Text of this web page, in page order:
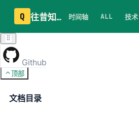
Q 往昔知识库 时间轴 ALL 技术
Github
顶部
文档目录